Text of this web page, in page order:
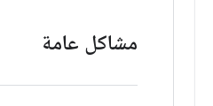
مشاكل عامة